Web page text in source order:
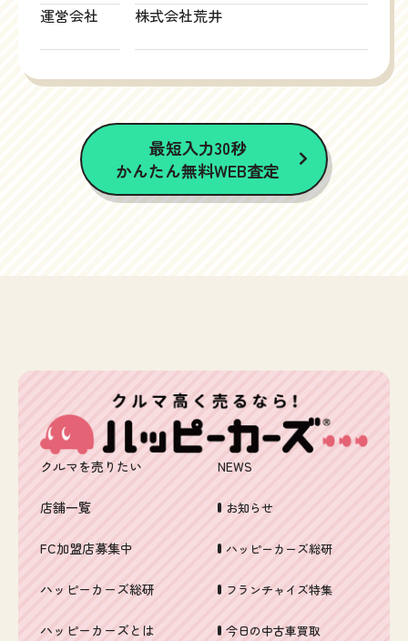
運営会社 株式会社荒井
最短入力30秒
かんたん無料WEB査定
クルマを売りたい
店舗一覧
FC加盟店募集中
ハッピーカーズ総研
ハッピーカーズとは
NEWS
お知らせ
ハッピーカーズ総研
フランチャイズ特集
今日の中古車買取